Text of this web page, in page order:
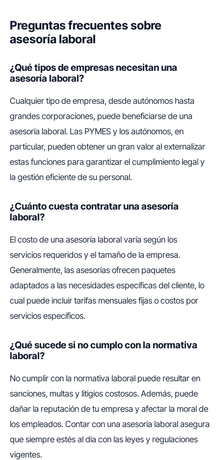
Preguntas frecuentes sobre
asesoría laboral
¿Qué tipos de empresas necesitan una
asesoría laboral?
Cualquier tipo de empresa, desde autónomos hasta
grandes corporaciones, puede beneficiarse de una
asesoría laboral. Las PYMES y los autónomos, en
particular, pueden obtener un gran valor al externalizar
estas funciones para garantizar el cumplimiento legal y
la gestión eficiente de su personal.
¿Cuánto cuesta contratar una asesoría
laboral?
El costo de una asesoría laboral varía según los
servicios requeridos y el tamaño de la empresa.
Generalmente, las asesorías ofrecen paquetes
adaptados a las necesidades específicas del cliente, lo
cual puede incluir tarifas mensuales fijas o costos por
servicios específicos.
¿Qué sucede si no cumplo con la normativa
laboral?
No cumplir con la normativa laboral puede resultar en
sanciones, multas y litigios costosos. Además, puede
dañar la reputación de tu empresa y afectar la moral de
los empleados. Contar con una asesoría laboral asegura
que siempre estés al día con las leyes y regulaciones
vigentes.